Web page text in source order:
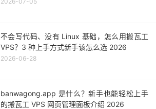
不会写代码、没有 Linux 基础，怎么用搬瓦工
VPS？3 种上手方式新手该怎么选 2026
2026-06-28
banwagong.app 是什么？新手也能轻松上手
的搬瓦工 VPS 网页管理面板介绍 2026